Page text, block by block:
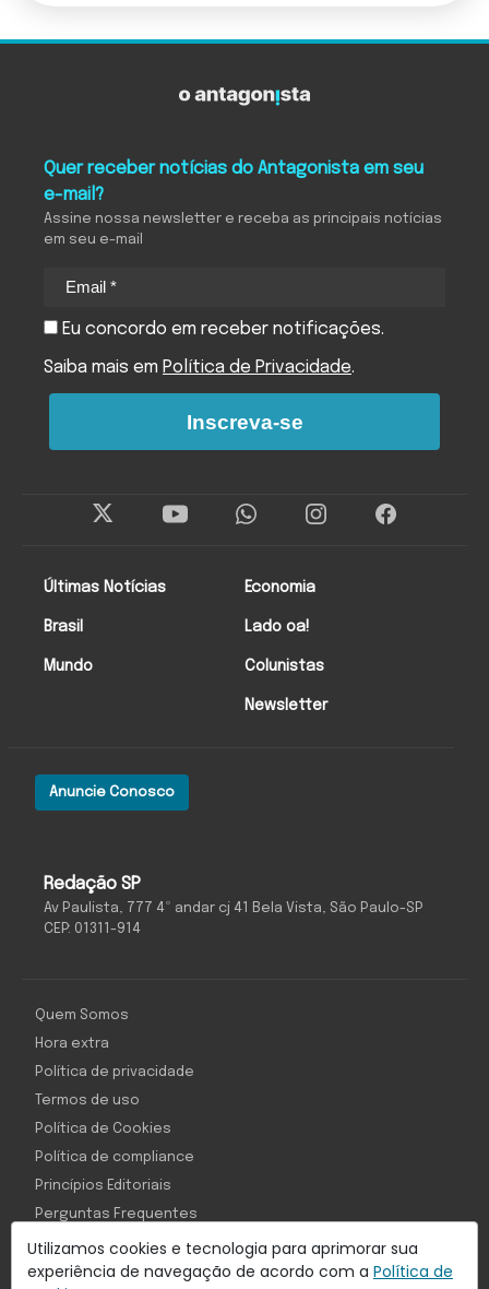
Utilizamos cookies e tecnologia para aprimorar sua
experiência de navegação de acordo com a Política de
Redação SP
Av Paulista, 777 4º andar cj 41 Bela Vista, São Paulo-SP
CEP: 01311-914
Anuncie Conosco
Últimas Notícias
Brasil
Mundo
Economia
Lado oa!
Colunistas
Newsletter
Quer receber notícias do Antagonista em seu
e-mail?
Assine nossa newsletter e receba as principais notícias
em seu e-mail
Eu concordo em receber notificações.
Saiba mais em Política de Privacidade.
Inscreva-se
Quem Somos
Hora extra
Política de privacidade
Termos de uso
Política de Cookies
Política de compliance
Princípios Editoriais
Perguntas Frequentes